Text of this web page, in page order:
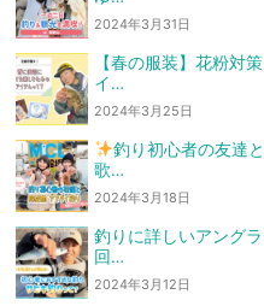
2024年3月31日
【春の服装】花粉対
イ…
2024年3月25日
釣り初心者の友達
歌…
2024年3月18日
釣りに詳しいアング
回…
2024年3月12日